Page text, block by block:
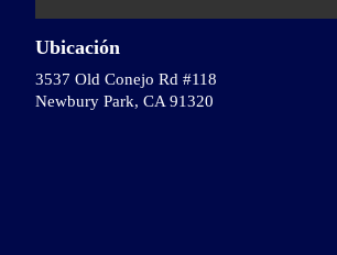
Ubicación
3537 Old Conejo Rd #118
Newbury Park, CA 91320